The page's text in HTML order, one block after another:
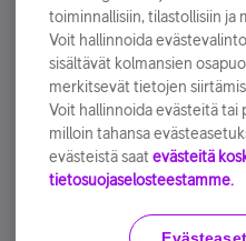
Tilaa nyt
Käyttöehdot
toiminnallisiin, tilastollisiin ja
Voit hallinnoida
sisältävät kolmansien
merkitsevät tietojen
Voit hallinnoida evästeitä tai
milloin tahansa
evästeistä saat evästeitä
tietosuojaselosteestamme.